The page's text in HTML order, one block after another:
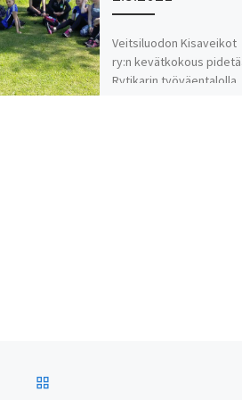
Veitsiluodon Kisaveikot
ry:n kevätkokous
Rytikarin työväentalolla